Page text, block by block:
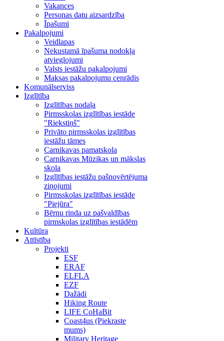
Vakances
Personas datu aizsardzība
Īpašumi
Pakalpojumi
Veidlapas
Nekustamā īpašuma nodokļa
atvieglojumi
Valsts iestāžu pakalpojumi
Maksas pakalpojumu cenrādis
Komunālserviss
Izglītība
Izglītības nodaļa
Pirmsskolas izglītības iestāde
"Riekstiņš"
Privāto pirmsskolas izglītības
iestāžu tāmes
Carnikavas pamatskola
Carnikavas Mūzikas un mākslas
skola
Izglītības iestāžu pašnovērtējuma
ziņojumi
Pirmsskolas izglītības iestāde
"Piejūra"
Bērnu rinda uz pašvaldības
pirmskolas izglītības iestādēm
Kultūra
Attīstība
Projekti
ESF
ERAF
ELFLA
EZF
Dažādi
Hiking Route
LIFE CoHaBit
Coast4us (Piekraste
mums)
Military Heritage